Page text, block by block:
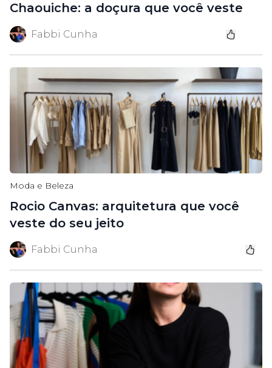
Chaouiche: a doçura que você veste
Fabbi Cunha
Moda e Beleza
Rocio Canvas: arquitetura que você
veste do seu jeito
Fabbi Cunha